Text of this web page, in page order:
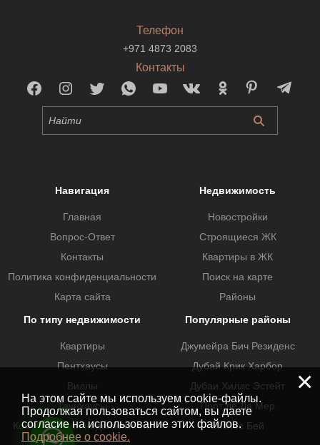
Телефон
+971 4873 2083
Контакты
Навигация
Главная
Вопрос-Ответ
Контакты
Политика конфиденциальности
Карта сайта
Недвижимость
Новостройки
Строящиеся ЖК
Квартиры в ЖК
Поиск на карте
Районы
По типу недвижимости
Квартиры
Пентхаусы
Виллы
Таунхаусы
Коммерческая недвижимость
Популярные районы
Джумейра Бич Резиденс
Дубай Крик Харбор
Дубаи Хиллс Эстейт
Порт де Ла Мер
Бизнес Бей
×
На этом сайте мы используем cookie-файлы.
Продолжая пользоваться сайтом, вы даете
согласие на использование этих файлов.
Подробнее о cookie.